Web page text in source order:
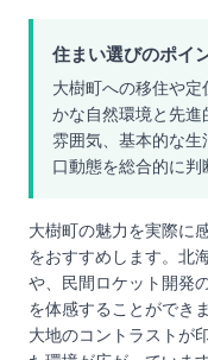
住まい選びのポイ
大樹町への移住や
かな自然環境と先
雰囲気、基本的な生
口動態を総合的に判
大樹町の魅力を実際に
をおすすめします。北
や、民間ロケット開発
を体感することができ
大地のコントラストが